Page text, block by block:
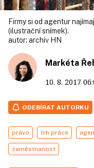
Firmy si od agentur
(ilustrační snímek).
autor: archiv HN
Markéta
10. 8. 2017
ODEBÍRAT AUTORKU
právo trh práce
zaměstnanost